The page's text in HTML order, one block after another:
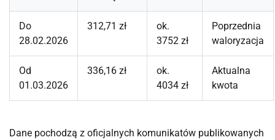
Do
28.02.2026
312,71 zł
ok.
3752 zł
Poprzednia
waloryzacja
Od
01.03.2026
336,16 zł
ok.
4034 zł
Aktualna
kwota
Dane pochodzą z oficjalnych komunikatów publikowanych